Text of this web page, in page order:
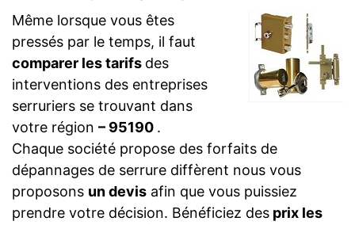
Même lorsque vous êtes
pressés par le temps, il faut
comparer les tarifs des
interventions des entreprises
serruriers se trouvant dans
votre région – 95190 .
Chaque société propose des forfaits de
dépannages de serrure diffèrent nous vous
proposons un devis afin que vous puissiez
prendre votre décision. Bénéficiez des prix les